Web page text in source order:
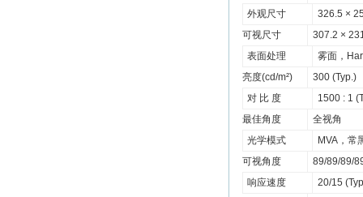
外观尺寸
326.5 ×
可视尺寸
307.2 ×
表面处理
雾面，
亮度(cd/m²)
300 (Typ.)
对 比 度
1500 : 1
最佳角度
全视角
光学模式
MVA，常
可视角度
89/89/89/
响应速度
20/15